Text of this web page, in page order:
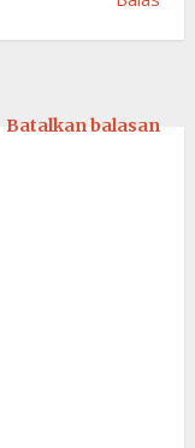
Batalkan balasan